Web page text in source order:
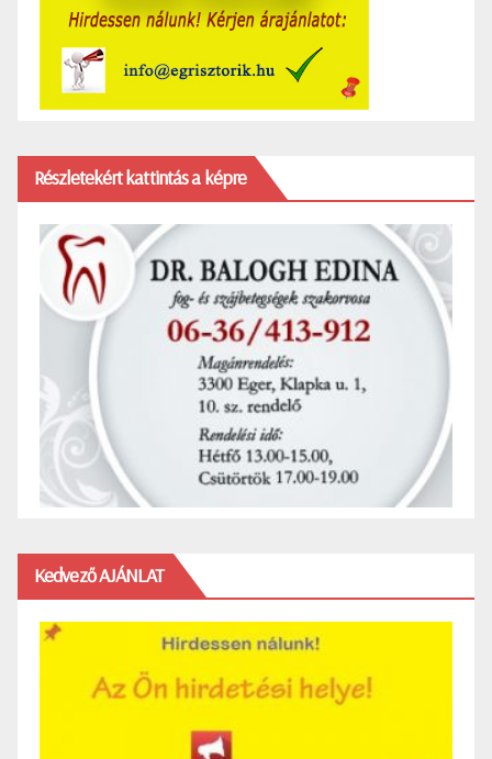
Részletekért kattintás a képre
Kedvező AJÁNLAT